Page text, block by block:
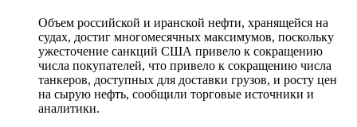
Объем российской и иранской нефти, хранящейся на
судах, достиг многомесячных максимумов, поскольку
ужесточение санкций США привело к сокращению
числа покупателей, что привело к сокращению числа
танкеров, доступных для доставки грузов, и росту цен
на сырую нефть, сообщили торговые источники и
аналитики.